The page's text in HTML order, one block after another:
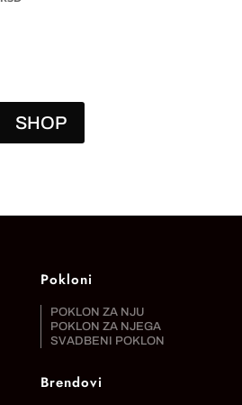
SHOP
Pokloni
POKLON ZA NJU
POKLON ZA NJEGA
SVADBENI POKLON
Brendovi